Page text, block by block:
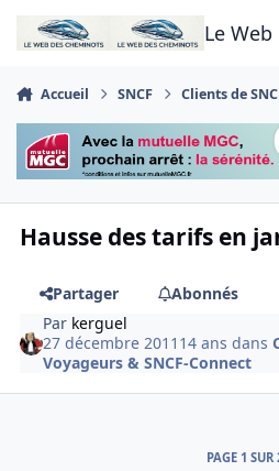
Aller au contenu
Le
Accueil SNCF Clients de
Hausse des tarifs en
Partager
Abonnés
Par kerguel
27 décembre 2011 14 ans dans
Voyageurs & SNCF-Connect
PAGE 1 SUR